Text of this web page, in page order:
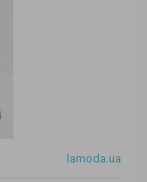
lamoda.ua